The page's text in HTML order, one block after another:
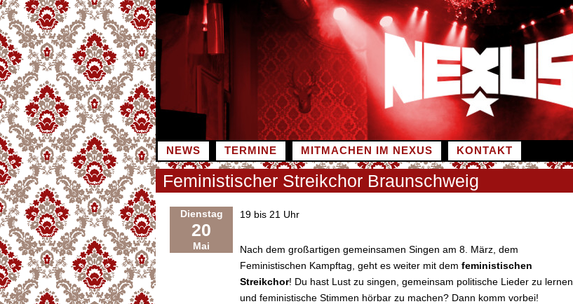
Zum
Inhalt
springen
NEWS TERMINE MITMACHEN IM NEXUS KONTAKT
Feministischer Streikchor Braunschweig
Dienstag
20
Mai
19 bis 21 Uhr
Nach dem großartigen gemeinsamen Singen am 8. März, dem
Feministischen Kampftag, geht es weiter mit dem feministischen
Streikchor! Du hast Lust zu singen, gemeinsam politische Lieder zu lernen
und feministische Stimmen hörbar zu machen? Dann komm vorbei!